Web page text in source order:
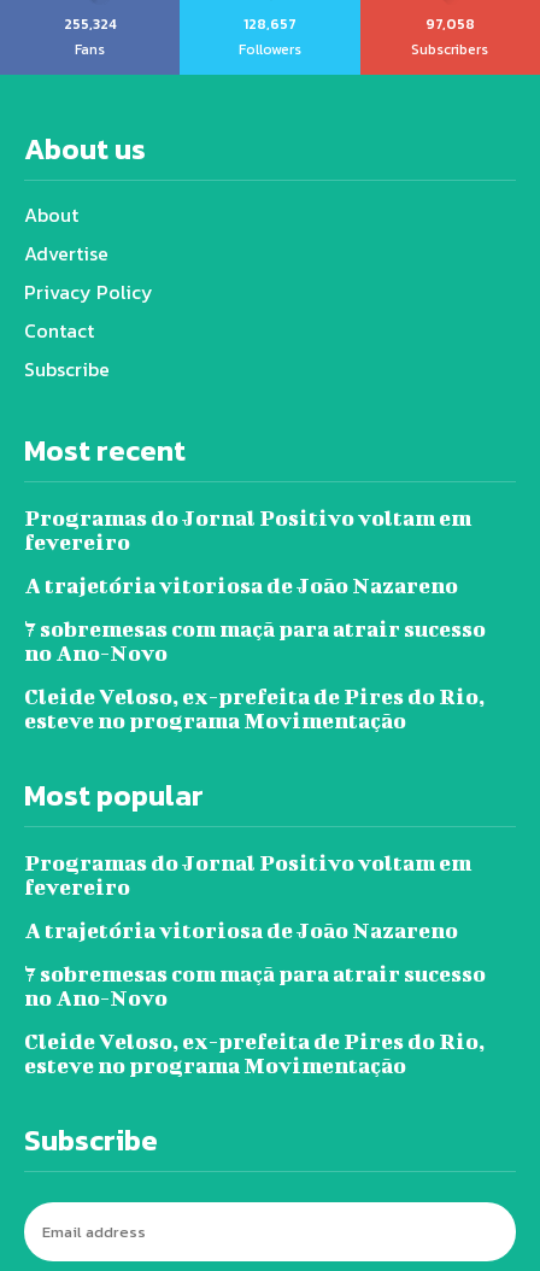
255,324
Fans
128,657
Followers
97,058
Subscribers
About us
About
Advertise
Privacy Policy
Contact
Subscribe
Most recent
Programas do Jornal Positivo voltam em
fevereiro
A trajetória vitoriosa de João Nazareno
7 sobremesas com maçã para atrair sucesso
no Ano-Novo
Cleide Veloso, ex-prefeita de Pires do Rio,
esteve no programa Movimentação
Most popular
Programas do Jornal Positivo voltam em
fevereiro
A trajetória vitoriosa de João Nazareno
7 sobremesas com maçã para atrair sucesso
no Ano-Novo
Cleide Veloso, ex-prefeita de Pires do Rio,
esteve no programa Movimentação
Subscribe